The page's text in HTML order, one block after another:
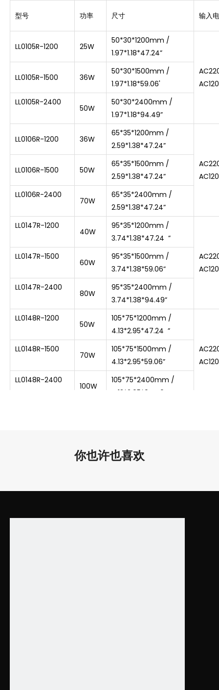
型号 功率 尺寸 输入
LL0105R-1200 25W
50*30*1200mm /
1.97*1.18*47.24”
LL0105R-1500 36W
50*30*1500mm /
1.97*1.18*59.06'
LL0105R-2400
50W
50*30*2400mm /
1.97*1.18*94.49”
LL0106R-1200 36W
65*35*1200mm /
2.59*1.38*47.24”
LL0106R-1500 50W
65*35*1500mm /
2.59*1.38*47.24”
LL0106R-2400
70W
65*35*2400mm /
2.59*1.38*47.24”
LL0147R-1200
40W
95*35*1200mm /
3.74*1.38*47.24 ”
LL0147R-1500
60W
95*35*1500mm /
3.74*1.38*59.06”
LL0147R-2400
80W
95*35*2400mm /
3.74*1.38*94.49”
LL0148R-1200
50W
105*75*1200mm /
4.13*2.95*47.24 ”
LL0148R-1500
70W
105*75*1500mm /
4.13*2.95*59.06”
LL0148R-2400
100W
105*75*2400mm /
4.13*2.95*94.49”
80W
4.53*1.38*59.06”
你也许也喜欢